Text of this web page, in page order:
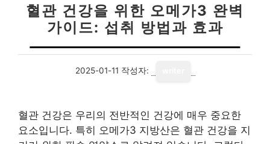
혈관 건강을 위한 오메가3 완벽
가이드: 섭취 방법과 효과
2025-01-11 작성자:
혈관 건강은 우리의 전반적인 건강에 매우 중요한
요소입니다. 특히 오메가3 지방산은 혈관 건강을 지